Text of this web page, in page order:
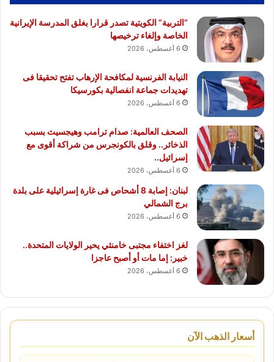
“التربية” الكويتية تصدر قرارا بغلق المدرسة الإيرانية
الخاصة وإلغاء ترخيصها
6 أغسطس، 2026
النيابة الفرنسية لمكافحة الإرهاب تفتح تحقيقا فى
تهديدات جماعة انفصالية بكورسيكا
6 أغسطس، 2026
الصحف العالمية: صدام ترامب وهيجسيث بسبب
الذخائر.. وقلق بالكونجرس من شراكة أقوى مع
إسرائيل..
6 أغسطس، 2026
لبنان: إصابة 8 أشحاص فى غارة إسرائيلية على بلدة
برج الشمالي
6 أغسطس، 2026
لغز اختفاء مجتبى خامنئي يحير الولايات المتحدة..
خبير: إما مات أو أصبح عاجزا
6 أغسطس، 2026
أسعار الذهب الآن